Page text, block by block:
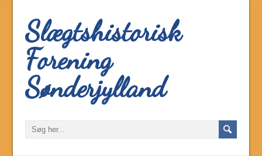
Slægtshistorisk
Forening
Sønderjylland